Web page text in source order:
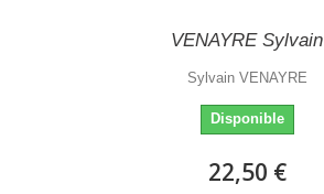
VENAYRE Sylvain
Sylvain VENAYRE
Disponible
22,50 €